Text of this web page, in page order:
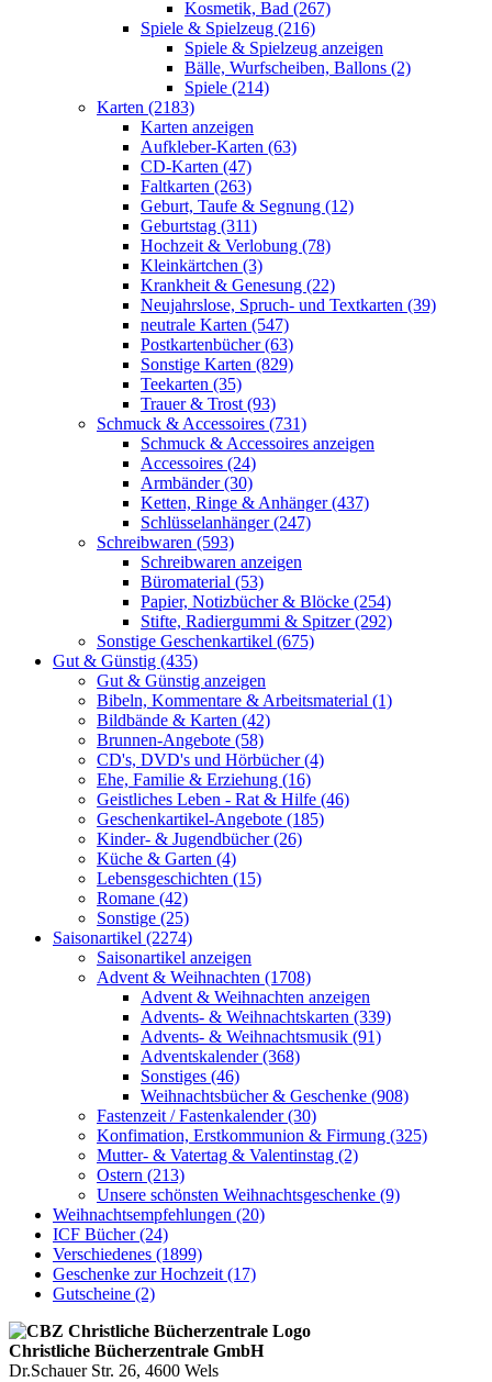
Kosmetik, Bad (267)
Spiele & Spielzeug (216)
Spiele & Spielzeug anzeigen
Bälle, Wurfscheiben, Ballons (2)
Spiele (214)
Karten (2183)
Karten anzeigen
Aufkleber-Karten (63)
CD-Karten (47)
Faltkarten (263)
Geburt, Taufe & Segnung (12)
Geburtstag (311)
Hochzeit & Verlobung (78)
Kleinkärtchen (3)
Krankheit & Genesung (22)
Neujahrslose, Spruch- und Textkarten (39)
neutrale Karten (547)
Postkartenbücher (63)
Sonstige Karten (829)
Teekarten (35)
Trauer & Trost (93)
Schmuck & Accessoires (731)
Schmuck & Accessoires anzeigen
Accessoires (24)
Armbänder (30)
Ketten, Ringe & Anhänger (437)
Schlüsselanhänger (247)
Schreibwaren (593)
Schreibwaren anzeigen
Büromaterial (53)
Papier, Notizbücher & Blöcke (254)
Stifte, Radiergummi & Spitzer (292)
Sonstige Geschenkartikel (675)
Gut & Günstig (435)
Gut & Günstig anzeigen
Bibeln, Kommentare & Arbeitsmaterial (1)
Bildbände & Karten (42)
Brunnen-Angebote (58)
CD's, DVD's und Hörbücher (4)
Ehe, Familie & Erziehung (16)
Geistliches Leben - Rat & Hilfe (46)
Geschenkartikel-Angebote (185)
Kinder- & Jugendbücher (26)
Küche & Garten (4)
Lebensgeschichten (15)
Romane (42)
Sonstige (25)
Saisonartikel (2274)
Saisonartikel anzeigen
Advent & Weihnachten (1708)
Advent & Weihnachten anzeigen
Advents- & Weihnachtskarten (339)
Advents- & Weihnachtsmusik (91)
Adventskalender (368)
Sonstiges (46)
Weihnachtsbücher & Geschenke (908)
Fastenzeit / Fastenkalender (30)
Konfimation, Erstkommunion & Firmung (325)
Mutter- & Vatertag & Valentinstag (2)
Ostern (213)
Unsere schönsten Weihnachtsgeschenke (9)
Weihnachtsempfehlungen (20)
ICF Bücher (24)
Verschiedenes (1899)
Geschenke zur Hochzeit (17)
Gutscheine (2)
Christliche Bücherzentrale GmbH
Dr.Schauer Str. 26, 4600 Wels